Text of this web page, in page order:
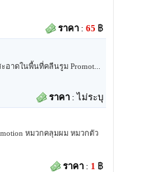
ราคา : 65 ฿
อาดในพื้นที่คลีนรูม Promot...
ราคา : ไม่ระบุ
หมวกคลุมผม หมวกตัว
ราคา : 1 ฿